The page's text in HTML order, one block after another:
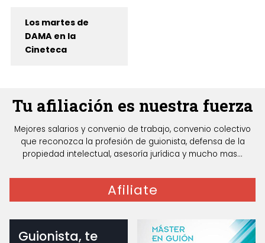
Los martes de
DAMA en la
Cineteca
Tu afiliación es nuestra fuerza
Mejores salarios y convenio de trabajo, convenio colectivo
que reconozca la profesión de guionista, defensa de la
propiedad intelectual, asesoría jurídica y mucho mas...
Afiliate
Guionista, te